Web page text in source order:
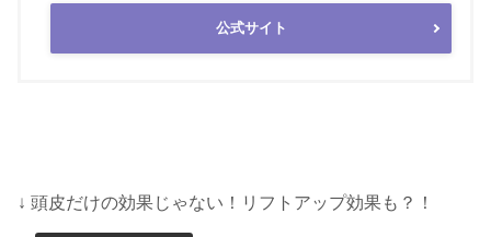
公式サイト
↓ 頭皮だけの効果じゃない！リフトアップ効果も？！